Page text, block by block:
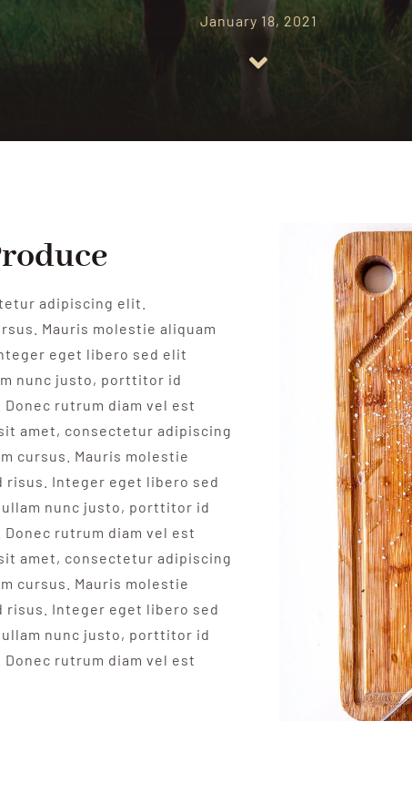
January 18, 2021
adipiscing elit.
Mauris molestie aliquam
eget libero sed elit
nunc justo, porttitor id
rutrum diam vel est
amet, consectetur adipiscing
cursus. Mauris molestie
risus. Integer eget libero sed
nunc justo, porttitor id
rutrum diam vel est
amet, consectetur adipiscing
cursus. Mauris molestie
risus. Integer eget libero sed
nunc justo, porttitor id
rutrum diam vel est